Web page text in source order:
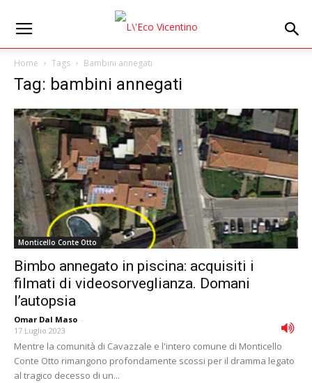
Home Tags Bambini annegati
Tag: bambini annegati
Monticello Conte Otto
Bimbo annegato in piscina: acquisiti i
filmati di videosorveglianza. Domani
l’autopsia
Omar Dal Maso -
17 Luglio 2023
Mentre la comunità di Cavazzale e l'intero comune di Monticello
Conte Otto rimangono profondamente scossi per il dramma legato
al tragico decesso di un...